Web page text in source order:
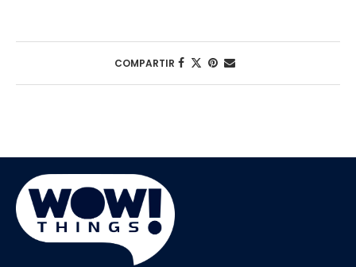
COMPARTIR